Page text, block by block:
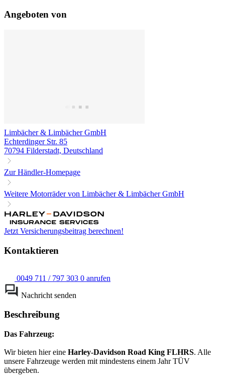
Angeboten von
Limbächer & Limbächer GmbH
Echterdinger Str. 85
70794 Filderstadt, Deutschland
Zur Händler-Homepage
Weitere Motorräder von Limbächer & Limbächer GmbH
Jetzt Versicherungsbeitrag berechnen!
Kontaktieren
0049 711 / 797 303 0 anrufen
Nachricht senden
Beschreibung
Das Fahrzeug:
Wir bieten hier eine Harley-Davidson Road King FLHRS. Alle
unsere Fahrzeuge werden mit mindestens einem Jahr TÜV
übergeben.